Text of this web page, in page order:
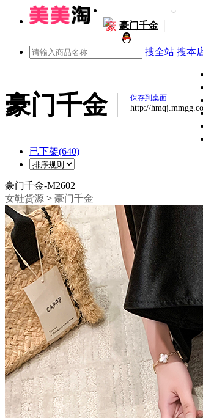
豪 豪门千金
搜全站 搜本
豪门千金 保存到桌面
http://
已下架(640)
豪门千金-M2602
女鞋货源 > 豪门千金